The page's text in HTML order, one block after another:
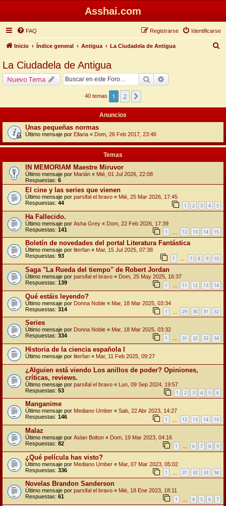
Asshai.com
FAQ Identificarse
Registrarse
Inicio Índice general Antigua La Ciudadela de Antigua
La Ciudadela de Antigua
Nuevo Tema Buscar
40 temas 1 2
Anuncios
Unas pequeñas normas
Último mensaje por Ellaria « Dom, 26 Feb 2017, 23:46
Temas
IN MEMORIAM Maestre Miruvor
Último mensaje por Marián « Mié, 01 Jul 2026, 22:08
Respuestas: 6
El cine y las series que vienen
Último mensaje por parsifal el bravo « Mié, 25 Mar 2026, 17:45
Respuestas: 44 1 2 3 4 5
Ha Fallecido.
Último mensaje por Asha Grey « Dom, 22 Feb 2026, 17:39
Respuestas: 141 1 12 13 14 15
Boletín de novedades del portal Literatura Fantástica
Último mensaje por literfan « Mar, 15 Jul 2025, 07:38
Respuestas: 93 1 … 7 8 9 10
Saga "La Rueda del tiempo" de Robert Jordan
Último mensaje por parsifal el bravo « Dom, 25 May 2025, 16:37
Respuestas: 139 1 … 11 12 13 14
Qué estáis leyendo?
Último mensaje por Donna Noble « Mar, 18 Mar 2025, 03:34
Respuestas: 314 1 29 30 31 32
Series
Último mensaje por Donna Noble « Mar, 18 Mar 2025, 03:32
Respuestas: 334 1 … 31 32 33 34
Historia de la ciencia española I
Último mensaje por literfan « Mar, 11 Feb 2025, 09:27
¿Alguien está viendo Los anillos de poder? Opiniones,
críticas, reviews.
Último mensaje por parsifal el bravo « Lun, 09 Sep 2024, 19:57
Respuestas: 53 1 2 3 4 5 6
Manganime
Último mensaje por Mediano Umber « Sab, 22 Abr 2023, 14:27
Respuestas: 146 1 12 13 14 15
Malaz
Último mensaje por Aslan Bolton « Dom, 19 Mar 2023, 04:16
Respuestas: 82 1 … 6 7 8 9
¿Qué película has visto?
Último mensaje por Mediano Umber « Mar, 07 Mar 2023, 05:02
Respuestas: 336 1 31 32 33 34
Novelas Brandon Sanderson
Último mensaje por parsifal el bravo « Mié, 18 Ene 2023, 18:11
Respuestas: 61 1 4 5 6 7